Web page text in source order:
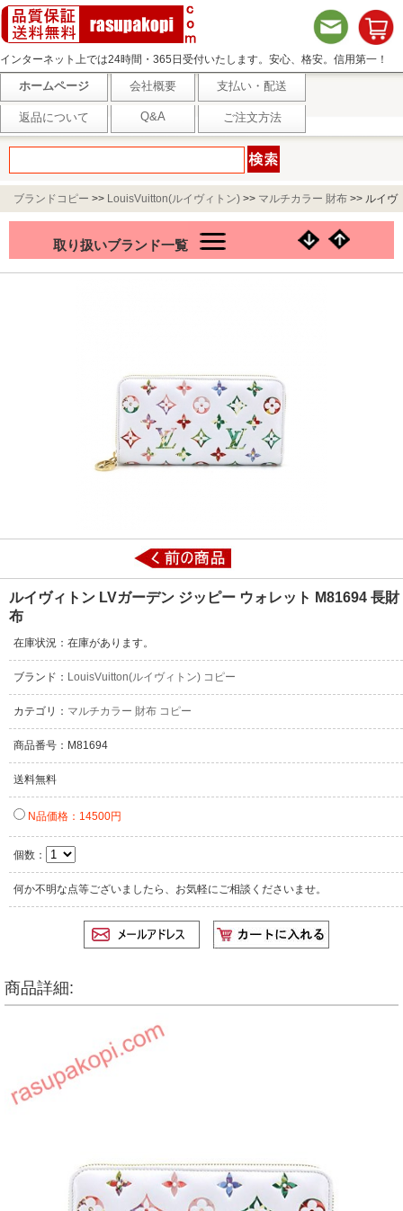
インターネット上では24時間・365日受付いたします。安心、格安。信用第一！
ホームページ 会社概要 支払い・配送
返品について Q&A ご注文方法
ブランドコピー >> LouisVuitton(ルイヴィトン) >> マルチカラー 財布 >> ルイヴ
取り扱いブランド一覧
ルイヴィトン LVガーデン ジッピー ウォレット M81694 長財
布
在庫状況：在庫があります。
ブランド： LouisVuitton(ルイヴィトン) コピー
カテゴリ： マルチカラー 財布 コピー
商品番号：M81694
送料無料
N品価格：14500円
個数：
何か不明な点等ございましたら、お気軽にご相談くださいませ。
商品詳細: